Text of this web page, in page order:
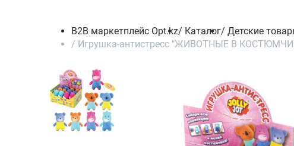
B2B маркетплейс Opt.kz/ Каталог/ Детские
/ Игрушка-антистресс "ЖИВОТНЫЕ В